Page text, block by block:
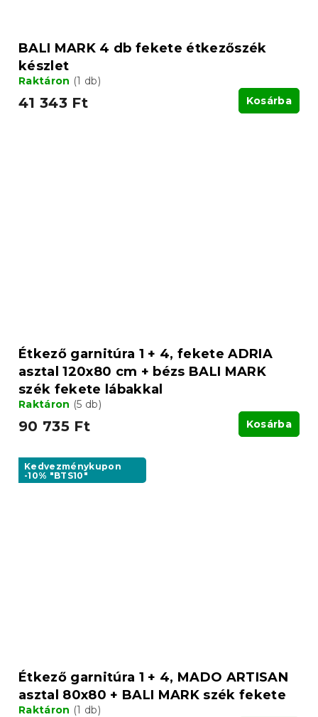
BALI MARK 4 db fekete étkezőszék
készlet
Raktáron (1 db)
41 343 Ft Kosárba
Étkező garnitúra 1 + 4, fekete ADRIA
asztal 120x80 cm + bézs BALI MARK
szék fekete lábakkal
Raktáron (5 db)
90 735 Ft Kosárba
Kedvezménykupon
-10% "BTS10"
Étkező garnitúra 1 + 4, MADO ARTISAN
asztal 80x80 + BALI MARK szék fekete
Raktáron (1 db)